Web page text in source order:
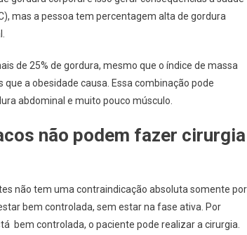
mas a pessoa tem percentagem alta de gordura
de 25% de gordura, mesmo que o índice de massa
a obesidade causa. Essa combinação pode
abdominal e muito pouco músculo.
não podem fazer cirurgia
não tem uma contraindicação absoluta somente por
bem controlada, sem estar na fase ativa. Por
bem controlada, o paciente pode realizar a cirurgia.